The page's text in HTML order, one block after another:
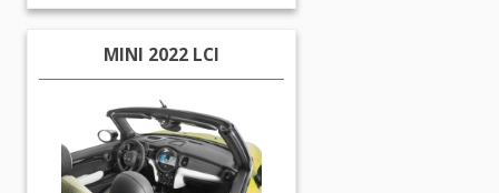
MINI 2022 LCI